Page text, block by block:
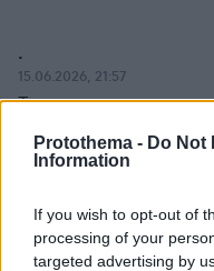
Protothema - Do Not
Information
If you wish to opt-out of
processing of your
targeted advertising by
.
15.06.2026, 21:57
Τρομπass
ΑΠΑΝΤΗΣΗ
15.06.2026, 21:55
Η Ρωσία μπήκε -